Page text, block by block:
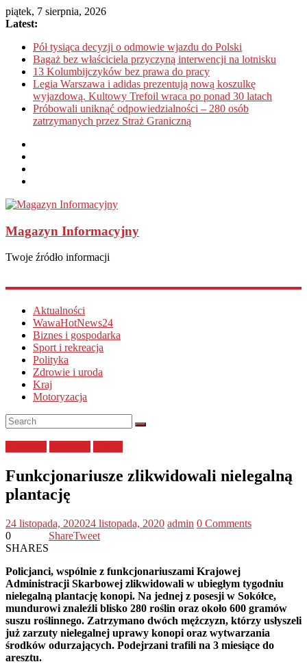
piątek, 7 sierpnia, 2026
Latest:
Pół tysiąca decyzji o odmowie wjazdu do Polski
Bagaż bez właściciela przyczyną interwencji na lotnisku
13 Kolumbijczyków bez prawa do pracy
Legia Warszawa i adidas prezentują nową koszulkę
wyjazdową. Kultowy Trefoil wraca po ponad 30 latach
Próbowali uniknąć odpowiedzialności – 280 osób
zatrzymanych przez Straż Graniczną
Magazyn Informacyjny
Twoje źródło informacji
Aktualności
WawaHotNews24
Biznes i gospodarka
Sport i rekreacja
Polityka
Zdrowie i uroda
Kraj
Motoryzacja
Funkcjonariusze zlikwidowali nielegalną
plantację
24 listopada, 202024 listopada, 2020 admin 0 Comments
0
SHARES
ShareTweet
Policjanci, wspólnie z funkcjonariuszami Krajowej
Administracji Skarbowej zlikwidowali w ubiegłym tygodniu
nielegalną plantację konopi. Na jednej z posesji w Sokółce,
mundurowi znaleźli blisko 280 roślin oraz około 600 gramów
suszu roślinnego. Zatrzymano dwóch mężczyzn, którzy usłyszeli
już zarzuty nielegalnej uprawy konopi oraz wytwarzania
środków odurzających. Podejrzani trafili na 3 miesiące do
aresztu.